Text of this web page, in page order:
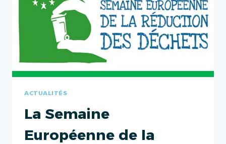
ACTUALITÉS
La Semaine
Européenne de la